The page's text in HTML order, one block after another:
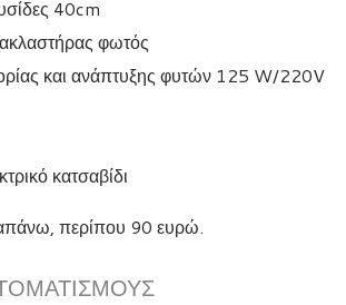
40cm
φωτός
και ανάπτυξης φυτών 125 W/220V
κατσαβίδι
περίπου 90 ευρώ.